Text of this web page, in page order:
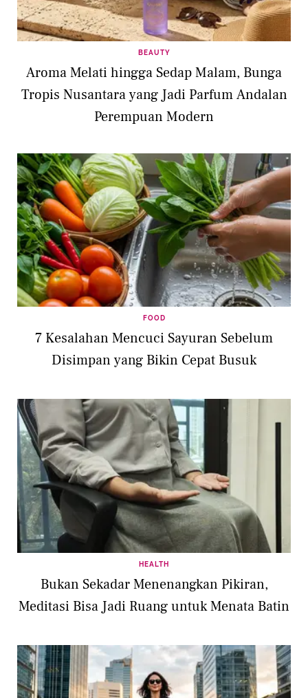
BEAUTY
Aroma Melati hingga Sedap Malam, Bunga
Tropis Nusantara yang Jadi Parfum Andalan
Perempuan Modern
FOOD
7 Kesalahan Mencuci Sayuran Sebelum
Disimpan yang Bikin Cepat Busuk
HEALTH
Bukan Sekadar Menenangkan Pikiran,
Meditasi Bisa Jadi Ruang untuk Menata Batin